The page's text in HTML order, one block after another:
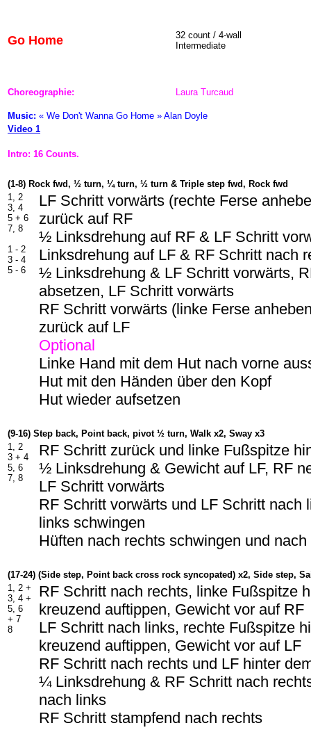
Go Home
32 count / 4-wall
Intermediate
Choreographie: Laura Turcaud
Music: « We Don't Wanna Go Home » Alan Doyle
Video 1
Intro: 16 Counts.
(1-8) Rock fwd, ½ turn, ¼ turn, ½ turn & Triple step fwd, Rock fwd
1, 2
3, 4
5 + 6
7, 8
1 - 2
3 - 4
5 - 6
LF Schritt vorwärts (rechte Ferse
zurück auf RF
½ Linksdrehung auf RF & LF Schritt
Linksdrehung auf LF & RF Schritt nach
½ Linksdrehung & LF Schritt vorwärts,
absetzen, LF Schritt vorwärts
RF Schritt vorwärts (linke Ferse
zurück auf LF
Optional
Linke Hand mit dem Hut nach vorne
Hut mit den Händen über den Kopf
Hut wieder aufsetzen
(9-16) Step back, Point back, pivot ½ turn, Walk x2, Sway x3
1, 2
3 + 4
5, 6
7, 8
RF Schritt zurück und linke Fußspitze
½ Linksdrehung & Gewicht auf LF, RF
LF Schritt vorwärts
RF Schritt vorwärts und LF Schritt nach
links schwingen
Hüften nach rechts schwingen und
(17-24) (Side step, Point back cross rock syncopated) x2, Side step,
1, 2 +
3, 4 +
5, 6
+ 7
8
RF Schritt nach rechts, linke Fußspitze
kreuzend auftippen, Gewicht vor auf RF
LF Schritt nach links, rechte Fußspitze
kreuzend auftippen, Gewicht vor auf LF
RF Schritt nach rechts und LF hinter
¼ Linksdrehung & RF Schritt nach
nach links
RF Schritt stampfend nach rechts